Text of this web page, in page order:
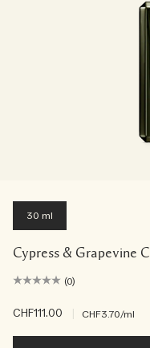
30 ml
Cypress & Grapevine
(0)
CHF111.00 CHF3.70/ml